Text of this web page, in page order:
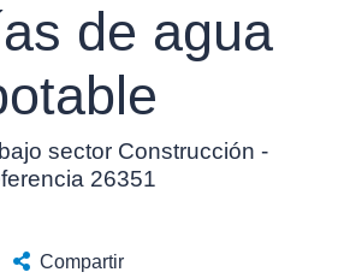
de agua
sector Construcción -
26351
Compartir